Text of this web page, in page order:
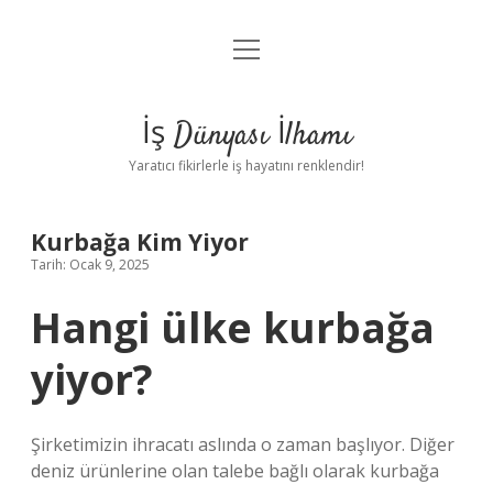
Anasayfa
Yasal Uyarı
menüyü
İş Dünyası İlhamı
Yaratıcı fikirlerle iş hayatını renklendir!
Kurbağa Kim Yiyor
Tarih: Ocak 9, 2025
Hangi ülke kurbağa
yiyor?
Şirketimizin ihracatı aslında o zaman başlıyor. Diğer
deniz ürünlerine olan talebe bağlı olarak kurbağa